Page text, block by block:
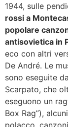
1944, sulle
rossi a
popolare
antisovietica in
eco con altri
De André. Le
sono eseguite
Scarpato, che
eseguono un
Box Rag”),
polacco,